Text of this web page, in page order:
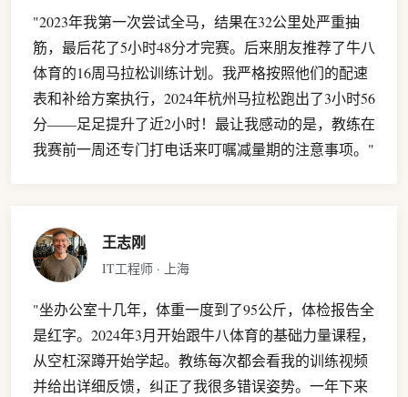
"2023年我第一次尝试全马，结果在32公里处严重抽
筋，最后花了5小时48分才完赛。后来朋友推荐了牛八
体育的16周马拉松训练计划。我严格按照他们的配速
表和补给方案执行，2024年杭州马拉松跑出了3小时56
分——足足提升了近2小时！最让我感动的是，教练在
我赛前一周还专门打电话来叮嘱减量期的注意事项。"
王志刚
IT工程师 · 上海
"坐办公室十几年，体重一度到了95公斤，体检报告全
是红字。2024年3月开始跟牛八体育的基础力量课程，
从空杠深蹲开始学起。教练每次都会看我的训练视频
并给出详细反馈，纠正了我很多错误姿势。一年下来